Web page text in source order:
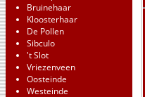
Bruinehaar
Kloosterhaar
De Pollen
Sibculo
't Slot
Vriezenveen
Oosteinde
Westeinde